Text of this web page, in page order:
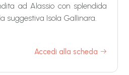
ad Alassio con splendida
suggestiva Isola Gallinara.
unica, realizzata con
Accedi alla scheda